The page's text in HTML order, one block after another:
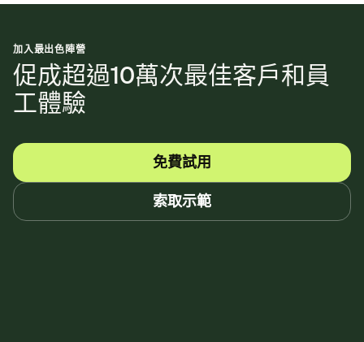
加入最出色陣營
促成超過10萬次最佳客戶和員
工體驗
免費試用
索取示範